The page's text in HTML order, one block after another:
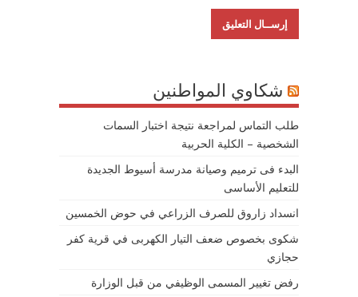
شكاوي المواطنين
طلب التماس لمراجعة نتيجة اختبار السمات
الشخصية – الكلية الحربية
البدء فى ترميم وصيانة مدرسة أسيوط الجديدة
للتعليم الأساسى
انسداد زاروق للصرف الزراعي في حوض الخمسين
شكوى بخصوص ضعف التيار الكهربى في قرية كفر
حجازي
رفض تغيير المسمى الوظيفي من قبل الوزارة